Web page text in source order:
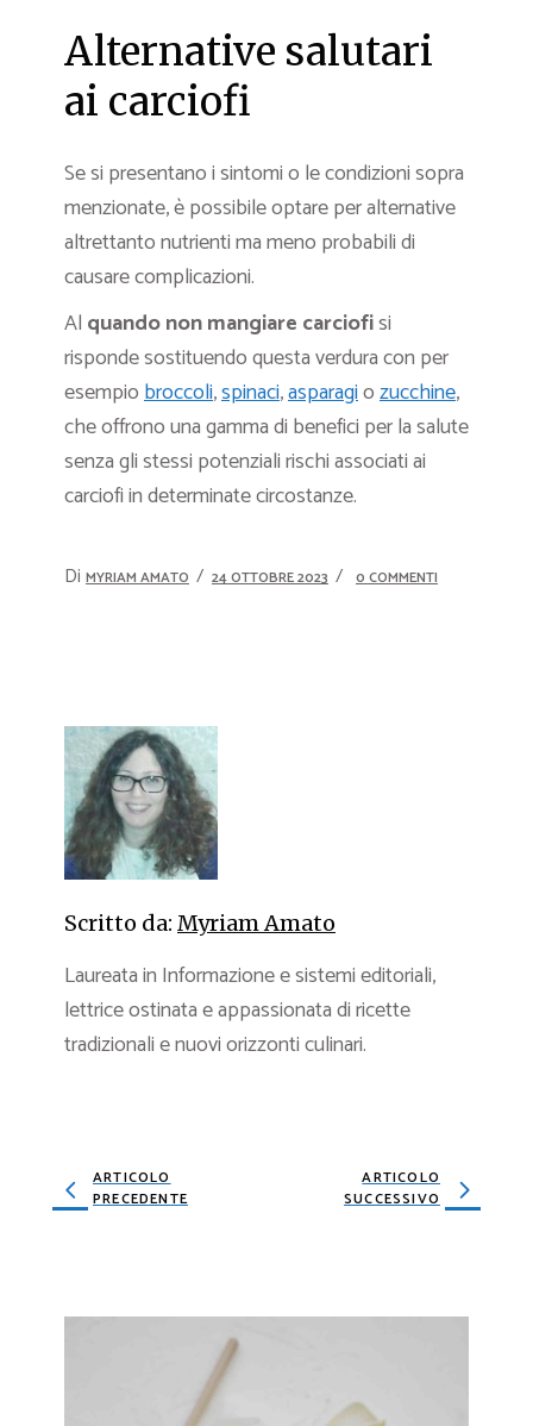
Alternative salutari
ai carciofi
Se si presentano i sintomi o le condizioni sopra
menzionate, è possibile optare per alternative
altrettanto nutrienti ma meno probabili di
causare complicazioni.
Al quando non mangiare carciofisi
risponde sostituendo questa verdura con per
esempiobroccoli,spinaci,asparagiozucchine,
che offrono una gamma di benefici per la salute
senza gli stessi potenziali rischi associati ai
carciofi in determinate circostanze.
Di MYRIAM AMATO 24 OTTOBRE 2023 0 COMMENTI
Scritto da: Myriam Amato
Laureata in Informazione e sistemi editoriali,
lettrice ostinata e appassionata di ricette
tradizionali e nuovi orizzonti culinari.
ARTICOLO
PRECEDENTE
ARTICOLO
SUCCESSIVO